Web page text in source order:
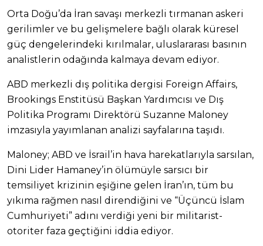
Orta Doğu’da İran savaşı merkezli tırmanan askeri
gerilimler ve bu gelişmelere bağlı olarak küresel
güç dengelerindeki kırılmalar, uluslararası basının
analistlerin odağında kalmaya devam ediyor.
ABD merkezli dış politika dergisi Foreign Affairs,
Brookings Enstitüsü Başkan Yardımcısı ve Dış
Politika Programı Direktörü Suzanne Maloney
imzasıyla yayımlanan analizi sayfalarına taşıdı.
Maloney; ABD ve İsrail’in hava harekatlarıyla sarsılan,
Dini Lider Hamaney’in ölümüyle sarsıcı bir
temsiliyet krizinin eşiğine gelen İran’ın, tüm bu
yıkıma rağmen nasıl direndiğini ve “Üçüncü İslam
Cumhuriyeti” adını verdiği yeni bir militarist-
otoriter faza geçtiğini iddia ediyor.